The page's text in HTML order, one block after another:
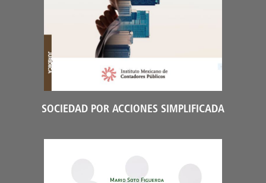
SOCIEDAD POR ACCIONES SIMPLIFICADA